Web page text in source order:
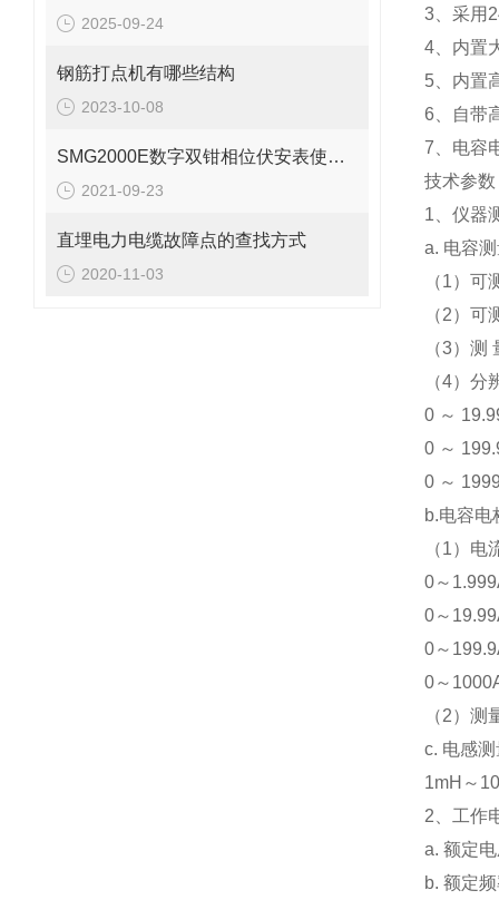
2025-09-24
钢筋打点机有哪些结构
2023-10-08
SMG2000E数字双钳相位伏安表使用讲解
2021-09-23
直埋电力电缆故障点的查找方式
2020-11-03
3、采用
4、内置
5、内置
6、自带
7、电容
技术参数
1、仪器
a. 电容
（1）
（2）
（3）
（4）
0 ～
0 ～
0 ～
b.电容
（1）
0～
0～
0～
0～
（2）
c. 电感
1mH～
2、工作
a. 额定
b. 额定